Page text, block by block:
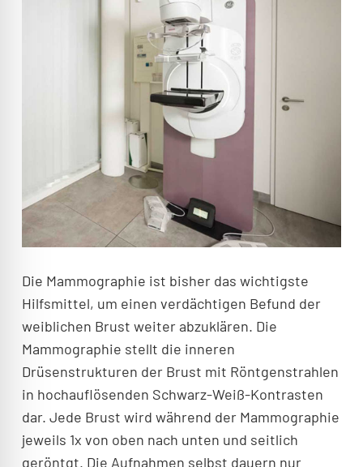
Die Mammographie ist bisher das wichtigste
Hilfsmittel, um einen verdächtigen Befund der
weiblichen Brust weiter abzuklären. Die
Mammographie stellt die inneren
Drüsenstrukturen der Brust mit Röntgenstrahlen
in hochauflösenden Schwarz-Weiß-Kontrasten
dar. Jede Brust wird während der Mammographie
jeweils 1x von oben nach unten und seitlich
geröntgt. Die Aufnahmen selbst dauern nur